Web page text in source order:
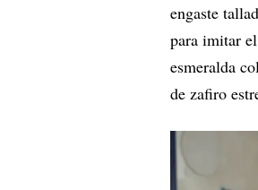
engaste
para imitar
esmeralda
de zafiro